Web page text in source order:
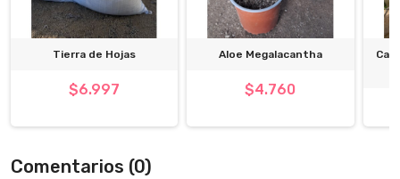
Tierra de Hojas
$6.997
Aloe Megalacantha
$4.760
Comentarios (0)